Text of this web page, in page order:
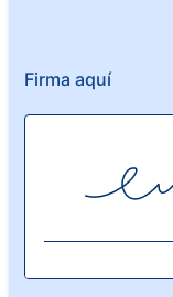
Firma aquí